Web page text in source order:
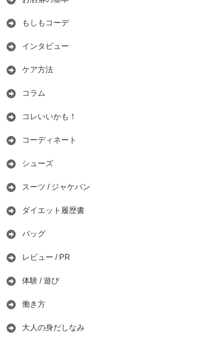
もしもコーデ
インタビュー
ケア方法
コラム
コレいいかも！
コーディネート
シューズ
スーツ / ジャケパン
ダイエット履歴書
バッグ
レビュー / PR
体験 / 遊び
働き方
大人の身だしなみ